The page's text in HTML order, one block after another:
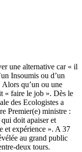
une alternative car « il
Insoumis ou d’un
qu’un ou une
« faire le job ». Dès le
des Ecologistes a
Premier(e) ministre :
doit apaiser et
et expérience ». A 37
au grand public
deux tours.